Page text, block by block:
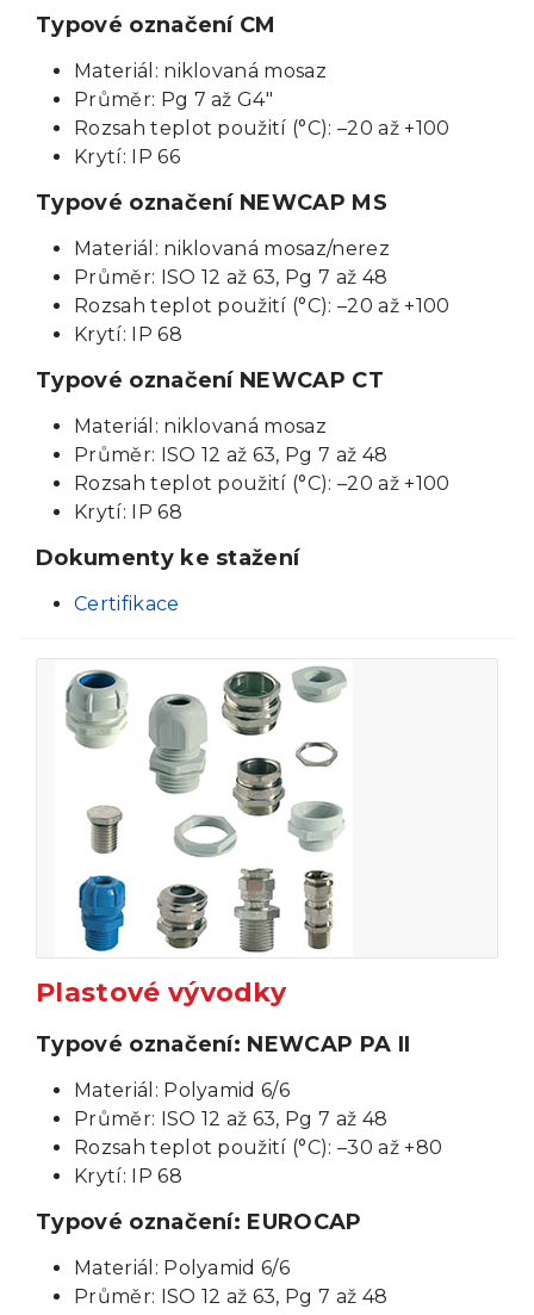
Typové označení CM
Materiál: niklovaná mosaz
Průměr: Pg 7 až G4"
Rozsah teplot použití (°C): –20 až +100
Krytí: IP 66
Typové označení NEWCAP MS
Materiál: niklovaná mosaz/nerez
Průměr: ISO 12 až 63, Pg 7 až 48
Rozsah teplot použití (°C): –20 až +100
Krytí: IP 68
Typové označení NEWCAP CT
Materiál: niklovaná mosaz
Průměr: ISO 12 až 63, Pg 7 až 48
Rozsah teplot použití (°C): –20 až +100
Krytí: IP 68
Dokumenty ke stažení
Certifikace
Plastové vývodky
Typové označení: NEWCAP PA II
Materiál: Polyamid 6/6
Průměr: ISO 12 až 63, Pg 7 až 48
Rozsah teplot použití (°C): –30 až +80
Krytí: IP 68
Typové označení: EUROCAP
Materiál: Polyamid 6/6
Průměr: ISO 12 až 63, Pg 7 až 48